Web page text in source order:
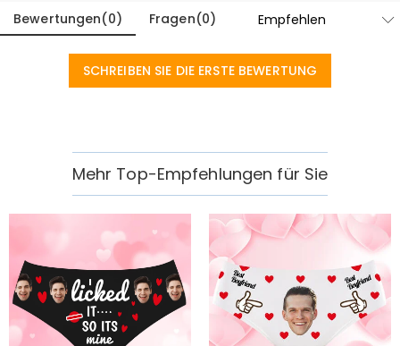
Bewertungen(0) Fragen(0)
SCHREIBEN SIE DIE ERSTE BEWERTUNG
Mehr Top-Empfehlungen für Sie